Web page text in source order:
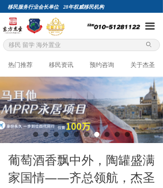
移民服务行业会长单位 28年权威移民机构
끀
ꄙ
热门推荐 移民资讯 预约咨询 关于杰圣
葡萄酒香飘中外，陶罐盛满
家国情——齐总领航，杰圣